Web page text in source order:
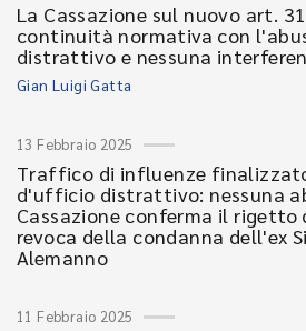
La Cassazione sul nuovo art.
continuità normativa con
distrattivo e nessuna
Gian Luigi Gatta
13 Febbraio 2025
Traffico di influenze
d'ufficio distrattivo: nessuna
Cassazione conferma il
revoca della condanna dell'ex
Alemanno
11 Febbraio 2025